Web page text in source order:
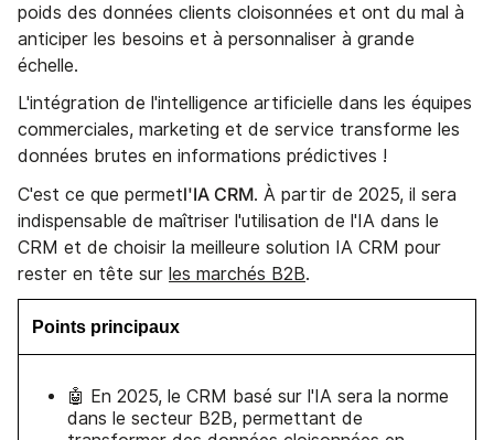
poids des données clients cloisonnées et ont du mal à
anticiper les besoins et à personnaliser à grande
échelle.
L'intégration de l'intelligence artificielle dans les équipes
commerciales, marketing et de service transforme les
données brutes en informations prédictives !
C'est ce que permetl'IA CRM. À partir de 2025, il sera
indispensable de maîtriser l'utilisation de l'IA dans le
CRM et de choisir la meilleure solution IA CRM pour
rester en tête sur les marchés B2B.
Points principaux
🤖 En 2025, le CRM basé sur l'IA sera la norme
dans le secteur B2B, permettant de